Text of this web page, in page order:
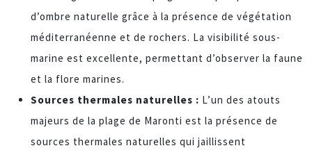
d’ombre naturelle grâce à la présence de végétation
méditerranéenne et de rochers. La visibilité sous-
marine est excellente, permettant d’observer la faune
et la flore marines.
Sources thermales naturelles : L’un des atouts
majeurs de la plage de Maronti est la présence de
sources thermales naturelles qui jaillissent